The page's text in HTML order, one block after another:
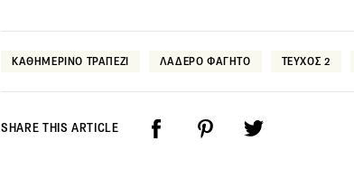
ΚΑΘΗΜΕΡΙΝΟ ΤΡΑΠΕΖΙ ΛΑΔΕΡΟ ΦΑΓΗΤΟ ΤΕΥΧΟΣ 2
SHARE THIS ARTICLE